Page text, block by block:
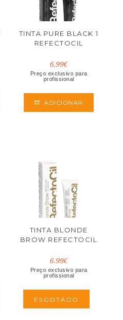
TINTA PURE BLACK 1
REFECTOCIL
6.99€
Preço exclusivo para
profissional
ADICIONAR
TINTA BLONDE
BROW REFECTOCIL
6.99€
Preço exclusivo para
profissional
ESGOTADO